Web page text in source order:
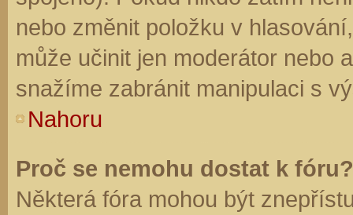
nebo změnit položku v
může učinit jen moderátor nebo
snažíme zabránit manipulaci s
Nahoru
Proč se nemohu dostat k fóru?
Některá fóra mohou být